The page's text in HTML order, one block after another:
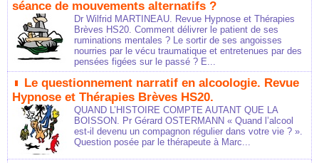
séance de mouvements alternatifs ?
Dr Wilfrid MARTINEAU. Revue Hypnose et Thérapies
Brèves HS20. Comment délivrer le patient de ses
ruminations mentales ? Le sortir de ses angoisses
nourries par le vécu traumatique et entretenues par des
pensées figées sur le passé ? E...
Le questionnement narratif en alcoologie. Revue
Hypnose et Thérapies Brèves HS20.
QUAND L’HISTOIRE COMPTE AUTANT QUE LA
BOISSON. Pr Gérard OSTERMANN « Quand l’alcool
est-il devenu un compagnon régulier dans votre vie ? ».
Question posée par le thérapeute à Marc...